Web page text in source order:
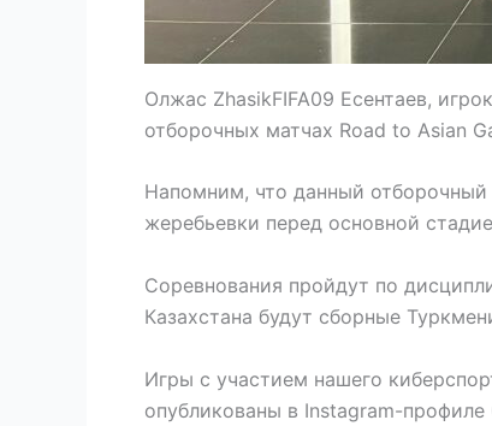
Олжас ZhasikFIFA09 Есентаев,
отборочных матчах Road to Asian
Напомним, что данный отборочный
жеребьевки перед основной
Соревнования пройдут по
Казахстана будут сборные
Игры с участием нашего
опубликованы в Instagram-